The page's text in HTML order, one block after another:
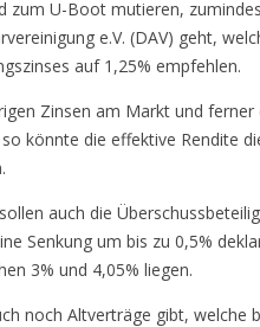
zum U-Boot mutieren,
e.V. (DAV) geht,
auf 1,25% empfehlen.
Zinsen am Markt und
könnte die effektive Rendite
auch die
Senkung um bis zu 0,5%
3% und 4,05% liegen.
noch Altverträge gibt, welche